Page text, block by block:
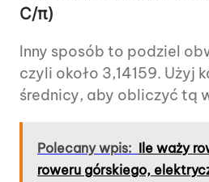
C/π)
Inny sposób to podziel
czyli około 3,14159. Użyj
średnicy, aby obliczyć tą
Polecany wpis: Ile waży
roweru górskiego,